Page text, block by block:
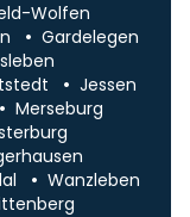
Wolfen
Gardelegen
Jessen
Merseburg
Wanzleben